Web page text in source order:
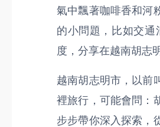
氣中飄著咖啡香和河
的小問題，比如交通
度，分享在越南胡志
越南胡志明市，以前
裡旅行，可能會問：
步步帶你深入探索，